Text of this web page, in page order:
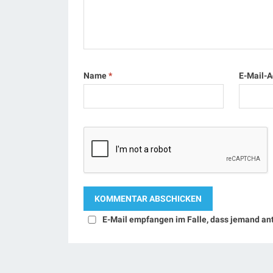
Name* E-Mail-
E-Mail empfangen im Falle, dass jemand